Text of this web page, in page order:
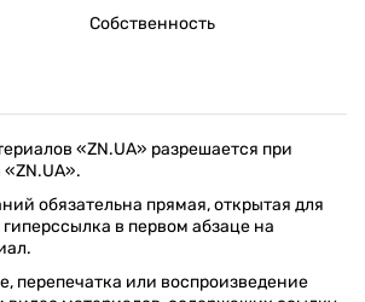
Собственность
«ZN.UA» разрешается при
обязательна прямая, открытая для
в первом абзаце на
перепечатка или воспроизведение